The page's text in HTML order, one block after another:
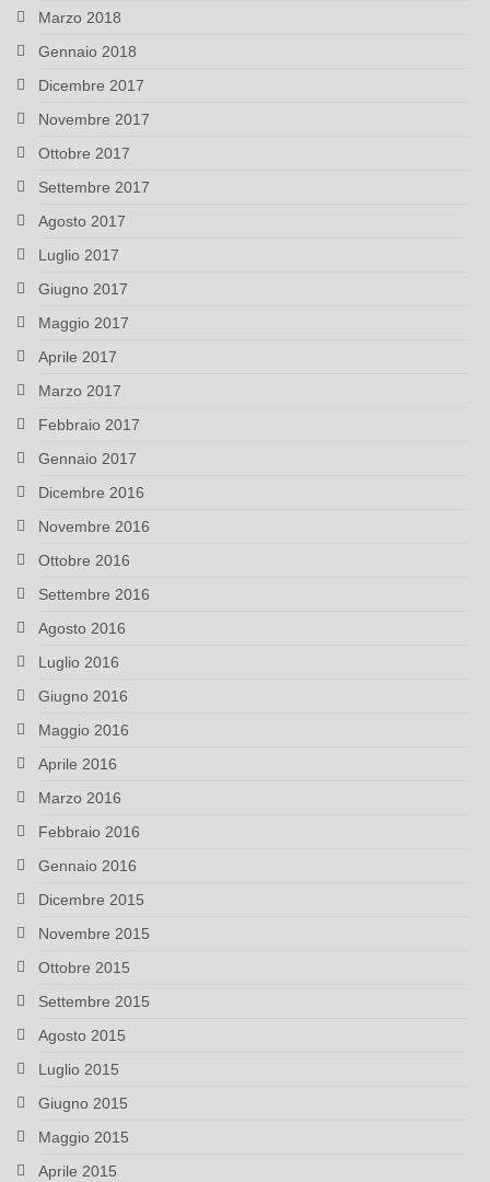
Marzo 2018
Gennaio 2018
Dicembre 2017
Novembre 2017
Ottobre 2017
Settembre 2017
Agosto 2017
Luglio 2017
Giugno 2017
Maggio 2017
Aprile 2017
Marzo 2017
Febbraio 2017
Gennaio 2017
Dicembre 2016
Novembre 2016
Ottobre 2016
Settembre 2016
Agosto 2016
Luglio 2016
Giugno 2016
Maggio 2016
Aprile 2016
Marzo 2016
Febbraio 2016
Gennaio 2016
Dicembre 2015
Novembre 2015
Ottobre 2015
Settembre 2015
Agosto 2015
Luglio 2015
Giugno 2015
Maggio 2015
Aprile 2015